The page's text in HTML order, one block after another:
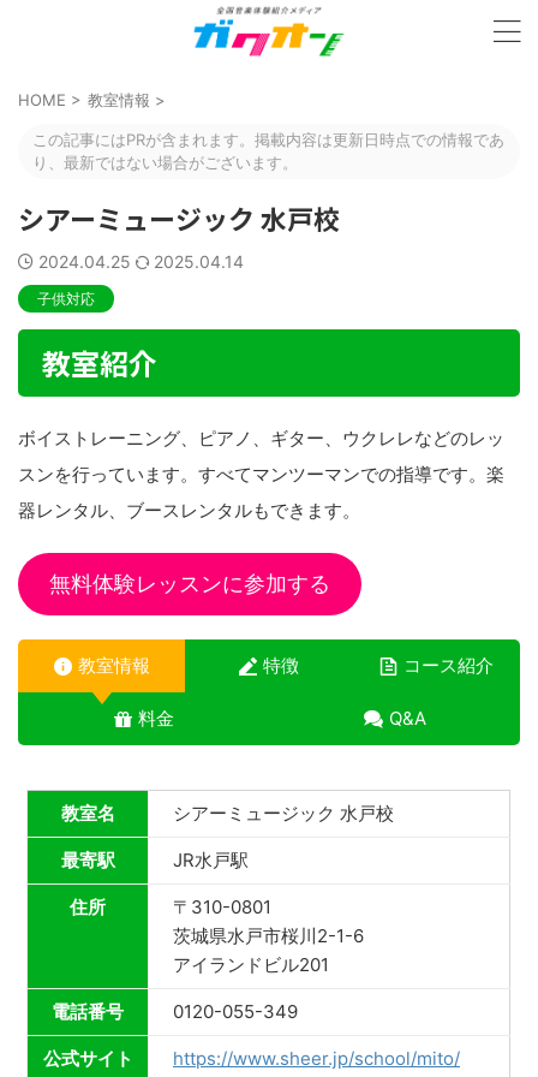
HOME > 教室情報 >
この記事にはPRが含まれます。掲載内容は更新日時点での情報であ
り、最新ではない場合がございます。
シアーミュージック 水戸校
2024.04.25 2025.04.14
子供対応
教室紹介
ボイストレーニング、ピアノ、ギター、ウクレレなどのレッ
スンを行っています。すべてマンツーマンでの指導です。楽
器レンタル、ブースレンタルもできます。
無料体験レッスンに参加する
教室情報 特徴 コース紹介
料金 Q&A
教室名 シアーミュージック 水戸校
最寄駅 JR水戸駅
住所
〒310-0801
茨城県水戸市桜川2-1-6
アイランドビル201
電話番号 0120-055-349
公式サイト https://www.sheer.jp/school/mito/